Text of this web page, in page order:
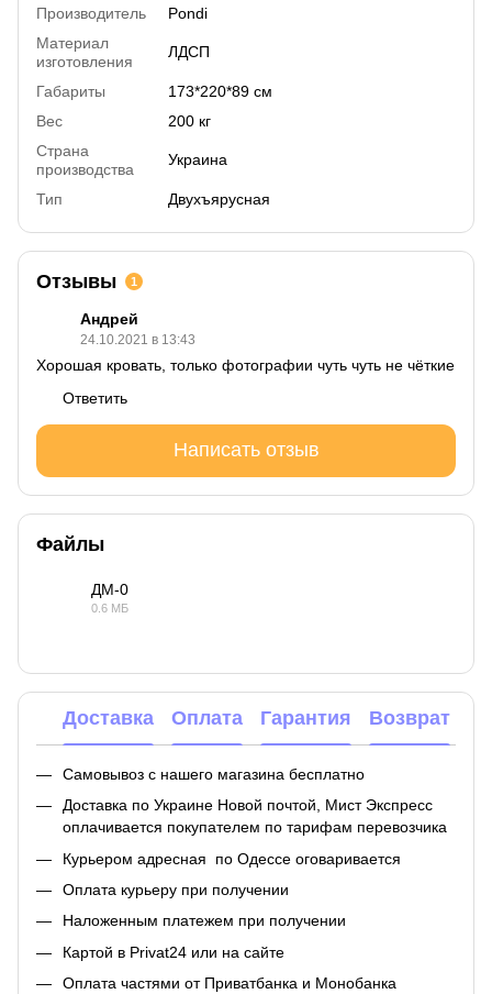
Производитель
Pondi
Материал
изготовления
ЛДСП
Габариты
173*220*89 см
Вес
200 кг
Страна
производства
Украина
Тип Двухъярусная
Отзывы 1
Андрей
24.10.2021 в 13:43
Хорошая кровать, только фотографии чуть чуть не чёткие
Ответить
Написать отзыв
Файлы
ДМ-0
0.6 МБ
Доставка Оплата Гарантия Возврат
Самовывоз с нашего магазина бесплатно
Доставка по Украине Новой почтой, Мист Экспресс
оплачивается покупателем по тарифам перевозчика
Курьером адресная по Одессе оговаривается
Оплата курьеру при получении
Наложенным платежем при получении
Картой в Privat24 или на сайте
Оплата частями от Приватбанка и Монобанка